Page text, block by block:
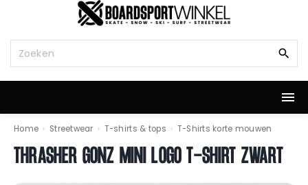
r
e
k
a
Home › Streetwear › T-shirts & tops › T-Shirts korte mouwen
THRASHER GONZ MINI LOGO T-SHIRT ZWART